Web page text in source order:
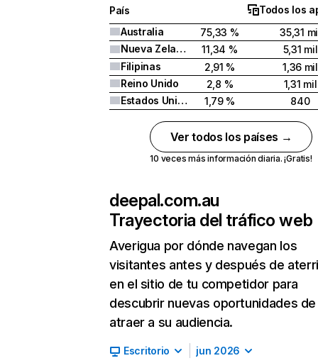
País
Todos los
Australia
75,33 %
35,31
Nueva Zelanda
11,34 %
5,31 mil
Filipinas
2,91 %
1,36 mil
Reino Unido
2,8 %
1,31 mil
Estados Unidos
1,79 % 840
Ver todos los países →
10 veces más información diaria. ¡Gratis!
deepal.com.au
Trayectoria del tráfico web
Averigua por dónde navegan los
visitantes antes y después de
en el sitio de tu competidor para
descubrir nuevas oportunidades de
atraer a su audiencia.
Escritorio jun 2026